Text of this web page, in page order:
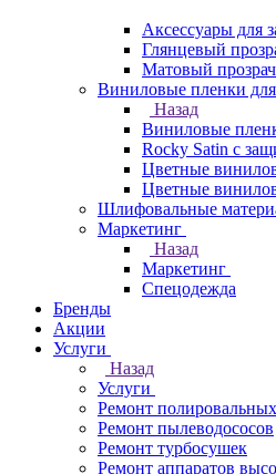
Аксессуары для
Глянцевый
Матовый
Виниловые пленки для
Назад
Виниловые
Rocky Satin с
Цветные
Цветные
Шлифовальные
Маркетинг
Назад
Маркетинг
Спецодежда
Бренды
Акции
Услуги
Назад
Услуги
Ремонт
Ремонт пылеводососов
Ремонт турбосушек
Ремонт аппаратов